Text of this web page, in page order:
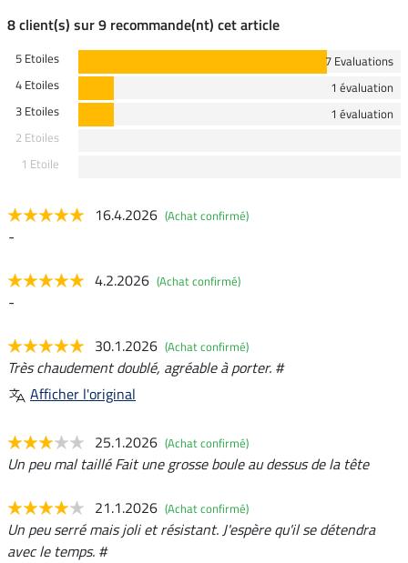
8 client(s) sur 9 recommande(nt) cet article
5 Etoiles
7 Evaluations
4 Etoiles
1 évaluation
3 Etoiles
1 évaluation
2 Etoiles
1 Etoile
16.4.2026 (Achat confirmé)
-
4.2.2026 (Achat confirmé)
-
30.1.2026 (Achat confirmé)
Très chaudement doublé, agréable à porter. #
Afficher l'original
25.1.2026 (Achat confirmé)
Un peu mal taillé Fait une grosse boule au dessus de la tête
21.1.2026 (Achat confirmé)
Un peu serré mais joli et résistant. J'espère qu'il se détendra
avec le temps. #